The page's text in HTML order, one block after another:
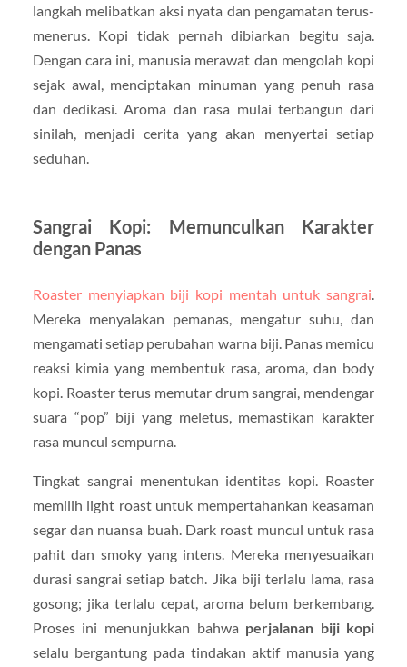
langkah melibatkan aksi nyata dan pengamatan terus-
menerus. Kopi tidak pernah dibiarkan begitu saja.
Dengan cara ini, manusia merawat dan mengolah kopi
sejak awal, menciptakan minuman yang penuh rasa
dan dedikasi. Aroma dan rasa mulai terbangun dari
sinilah, menjadi cerita yang akan menyertai setiap
seduhan.
Sangrai Kopi: Memunculkan Karakter
dengan Panas
Roaster menyiapkan biji kopi mentah untuk sangrai.
Mereka menyalakan pemanas, mengatur suhu, dan
mengamati setiap perubahan warna biji. Panas memicu
reaksi kimia yang membentuk rasa, aroma, dan body
kopi. Roaster terus memutar drum sangrai, mendengar
suara “pop” biji yang meletus, memastikan karakter
rasa muncul sempurna.
Tingkat sangrai menentukan identitas kopi. Roaster
memilih light roast untuk mempertahankan keasaman
segar dan nuansa buah. Dark roast muncul untuk rasa
pahit dan smoky yang intens. Mereka menyesuaikan
durasi sangrai setiap batch. Jika biji terlalu lama, rasa
gosong; jika terlalu cepat, aroma belum berkembang.
Proses ini menunjukkan bahwa perjalanan biji kopi
selalu bergantung pada tindakan aktif manusia yang